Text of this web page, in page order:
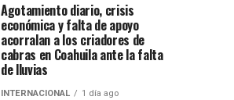
Agotamiento diario, crisis
económica y falta de apoyo
acorralan a los criadores de
cabras en Coahuila ante la falta
de lluvias
INTERNACIONAL 1 día ago